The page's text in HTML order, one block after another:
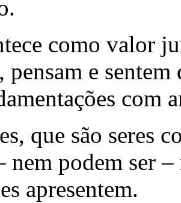
como valor
pensam e
com
que são seres
nem podem ser
apresentem.